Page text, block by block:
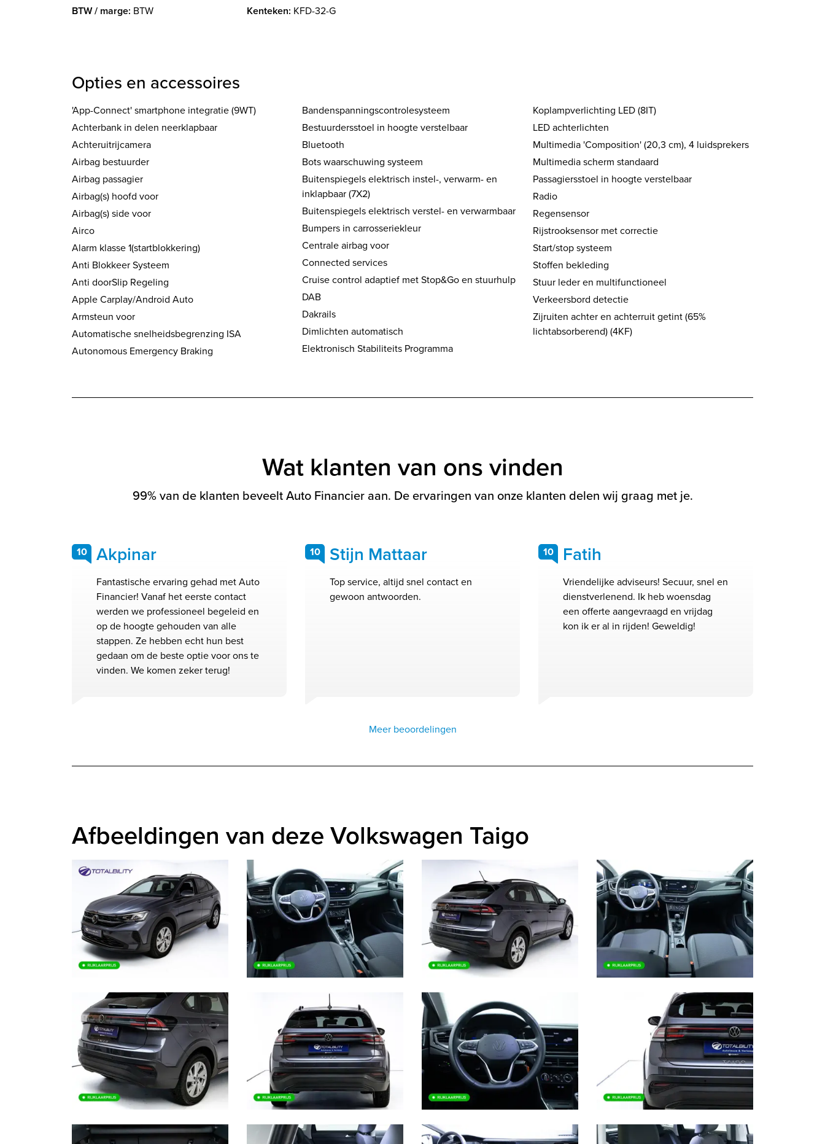
BTW / marge: BTW Kenteken: KFD-32-G
Opties en accessoires
'App-Connect' smartphone integratie (9WT)
Achterbank in delen neerklapbaar
Achteruitrijcamera
Airbag bestuurder
Airbag passagier
Airbag(s) hoofd voor
Airbag(s) side voor
Airco
Alarm klasse 1(startblokkering)
Anti Blokkeer Systeem
Anti doorSlip Regeling
Apple Carplay/Android Auto
Armsteun voor
Automatische snelheidsbegrenzing ISA
Autonomous Emergency Braking
Bandenspanningscontrolesysteem
Bestuurdersstoel in hoogte verstelbaar
Bluetooth
Bots waarschuwing systeem
Buitenspiegels elektrisch instel-, verwarm- en
inklapbaar (7X2)
Buitenspiegels elektrisch verstel- en verwarmbaar
Bumpers in carrosseriekleur
Centrale airbag voor
Connected services
Cruise control adaptief met Stop&Go en stuurhulp
DAB
Dakrails
Dimlichten automatisch
Elektronisch Stabiliteits Programma
Koplampverlichting LED (8IT)
LED achterlichten
Multimedia 'Composition' (20,3 cm), 4 luidsprekers
Multimedia scherm standaard
Passagiersstoel in hoogte verstelbaar
Radio
Regensensor
Rijstrooksensor met correctie
Start/stop systeem
Stoffen bekleding
Stuur leder en multifunctioneel
Verkeersbord detectie
Zijruiten achter en achterruit getint (65%
lichtabsorberend) (4KF)
Wat klanten van ons vinden
99% van de klanten beveelt Auto Financier aan. De ervaringen van onze klanten delen wij graag met je.
10 Akpinar
Fantastische ervaring gehad met Auto
Financier! Vanaf het eerste contact
werden we professioneel begeleid en
op de hoogte gehouden van alle
stappen. Ze hebben echt hun best
gedaan om de beste optie voor ons te
vinden. We komen zeker terug!
10 Stijn Mattaar
Top service, altijd snel contact en
gewoon antwoorden.
10 Fatih
Vriendelijke adviseurs! Secuur, snel en
dienstverlenend. Ik heb woensdag
een offerte aangevraagd en vrijdag
kon ik er al in rijden! Geweldig!
Meer beoordelingen
Afbeeldingen van deze Volkswagen Taigo